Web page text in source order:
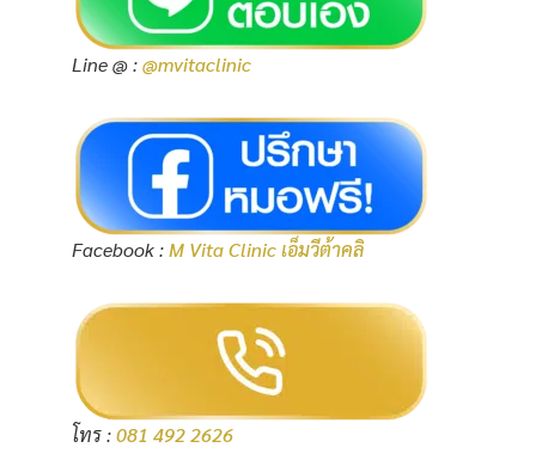
Line @ :@mvitaclinic
Facebook :M Vita Clinic เอ็มวีต้าคลิ
โทร :081 492 2626